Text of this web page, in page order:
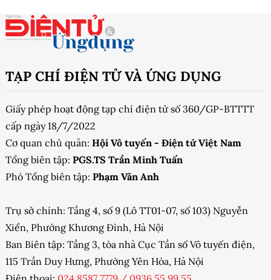
TẠP CHÍ ĐIỆN TỬ VÀ ỨNG DỤNG
Giấy phép hoạt động tạp chí điện tử số 360/GP-BTTTT
cấp ngày 18/7/2022
Cơ quan chủ quản: Hội Vô tuyến - Điện tử Việt Nam
Tổng biên tập: PGS.TS Trần Minh Tuấn
Phó Tổng biên tập: Phạm Văn Anh
Trụ sở chính: Tầng 4, số 9 (Lô TT01-07, số 103) Nguyễn
Xiển, Phường Khương Đình, Hà Nội
Ban Biên tập: Tầng 3, tòa nhà Cục Tần số Vô tuyến điện,
115 Trần Duy Hưng, Phường Yên Hòa, Hà Nội